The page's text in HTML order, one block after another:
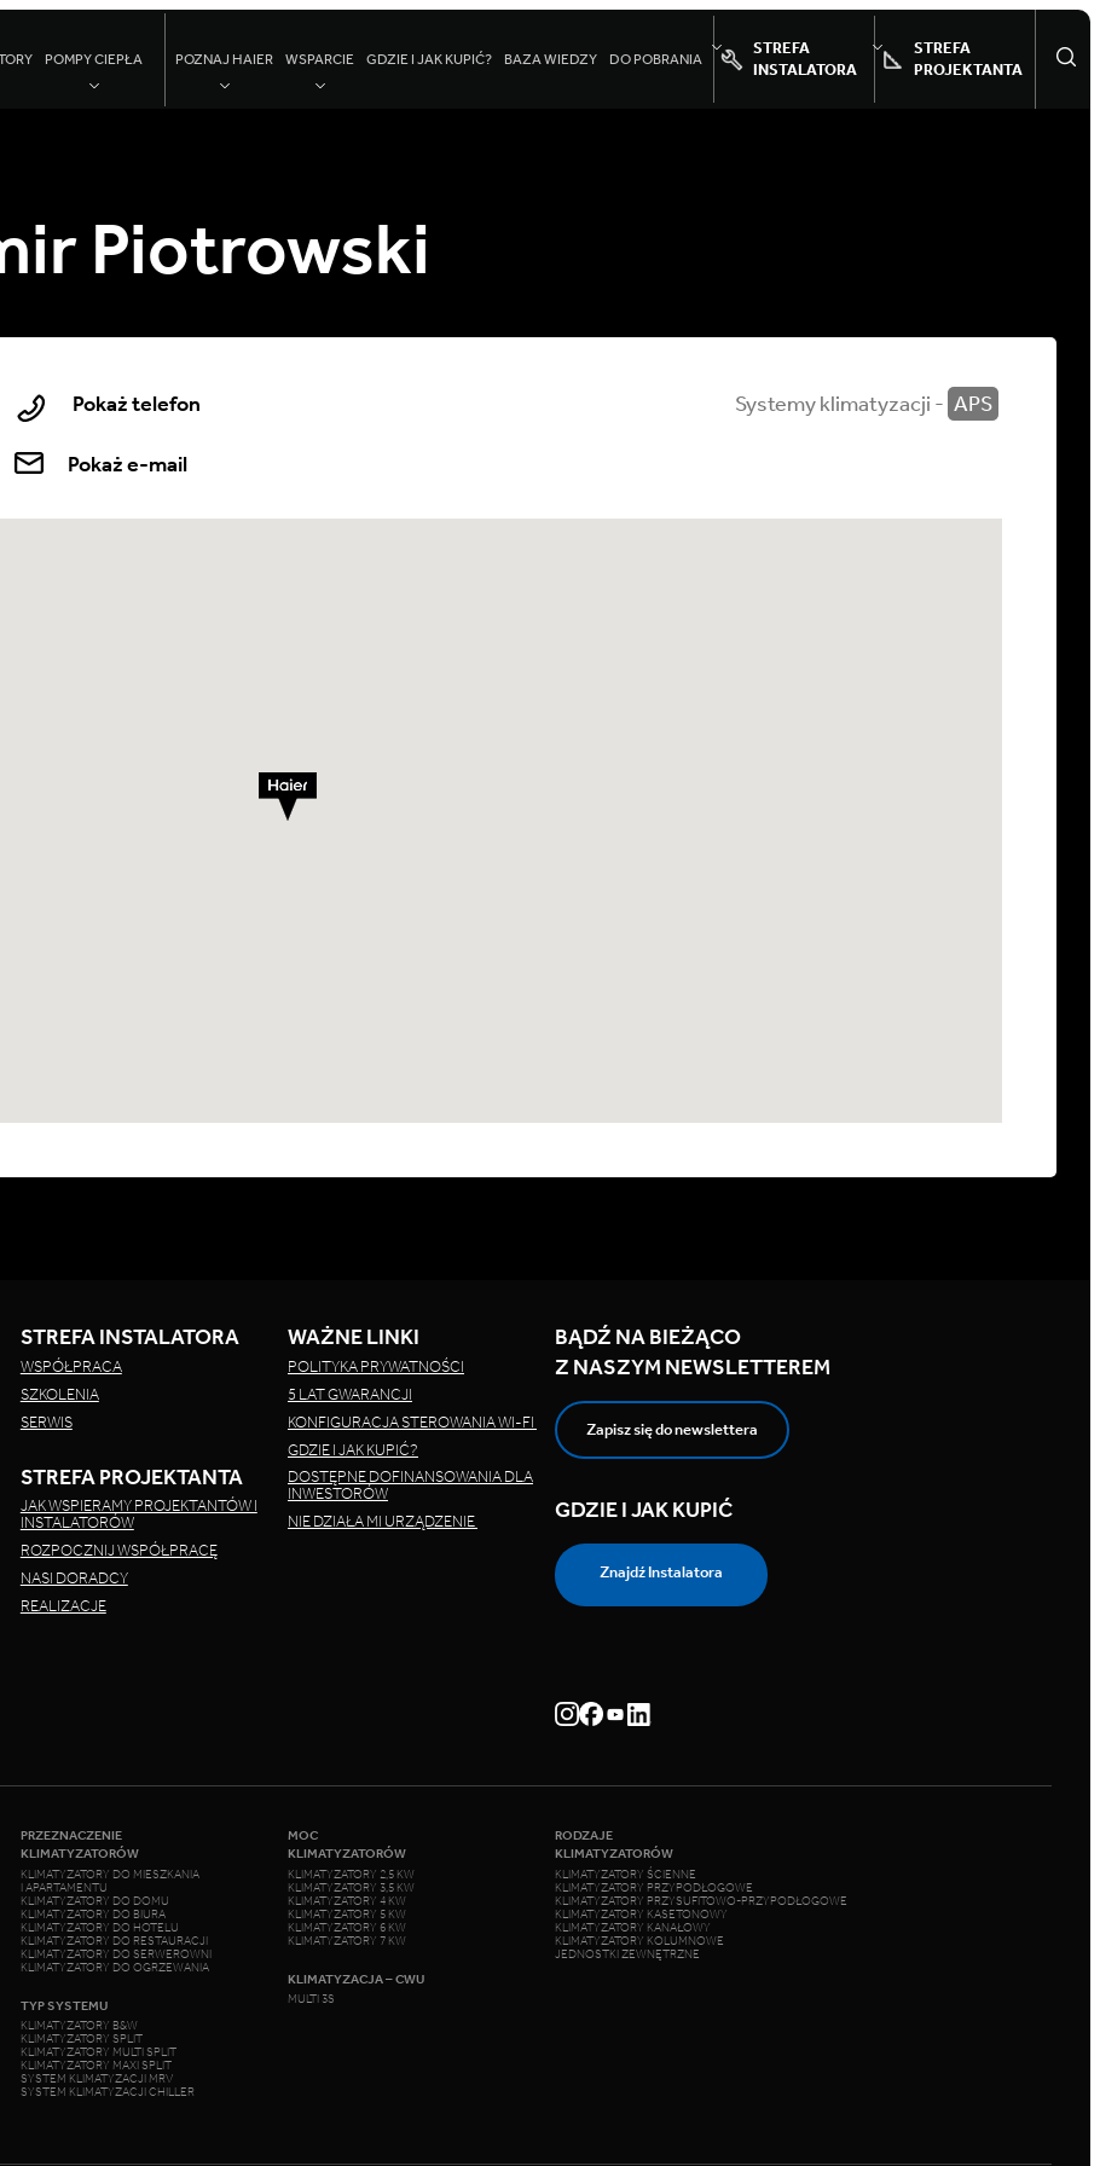
POMPY CIEPŁA POZNAJ HAIER WSPARCIE GDZIE I JAK KUPIĆ? BAZA WIEDZY DO POBRANIA
STREFA
INSTALATORA
STREFA
PROJEKTANTA
Piotrowski
Pokaż telefon
Pokaż e-mail
Systemy klimatyzacji - APS
STREFA INSTALATORA
WSPÓŁPRACA
SZKOLENIA
SERWIS
STREFA PROJEKTANTA
JAK WSPIERAMY PROJEKTANTÓW I
INSTALATORÓW
ROZPOCZNIJ WSPÓŁPRACĘ
NASI DORADCY
REALIZACJE
WAŻNE LINKI
POLITYKA PRYWATNOŚCI
5 LAT GWARANCJI
KONFIGURACJA STEROWANIA WI-FI
GDZIE I JAK KUPIĆ?
DOSTĘPNE DOFINANSOWANIA DLA
INWESTORÓW
NIE DZIAŁA MI URZĄDZENIE
BĄDŹ NA BIEŻĄCO
Z NASZYM NEWSLETTEREM
Zapisz się do newslettera
GDZIE I JAK KUPIĆ
Znajdź Instalatora
PRZEZNACZENIE
KLIMATYZATORÓW
KLIMATYZATORY DO MIESZKANIA
I APARTAMENTU
KLIMATYZATORY DO DOMU
KLIMATYZATORY DO BIURA
KLIMATYZATORY DO HOTELU
KLIMATYZATORY DO RESTAURACJI
KLIMATYZATORY DO SERWEROWNI
KLIMATYZATORY DO OGRZEWANIA
TYP SYSTEMU
KLIMATYZATORY B&W
KLIMATYZATORY SPLIT
KLIMATYZATORY MULTI SPLIT
KLIMATYZATORY MAXI SPLIT
SYSTEM KLIMATYZACJI MRV
SYSTEM KLIMATYZACJI CHILLER
MOC
KLIMATYZATORÓW
KLIMATYZATORY 2,5 KW
KLIMATYZATORY 3,5 KW
KLIMATYZATORY 4 KW
KLIMATYZATORY 5 KW
KLIMATYZATORY 6 KW
KLIMATYZATORY 7 KW
KLIMATYZACJA – CWU
MULTI 3S
RODZAJE
KLIMATYZATORÓW
KLIMATYZATORY ŚCIENNE
KLIMATYZATORY PRZYPODŁOGOWE
KLIMATYZATORY PRZYSUFITOWO-PRZYPODŁOGOWE
KLIMATYZATORY KASETONOWY
KLIMATYZATORY KANAŁOWY
KLIMATYZATORY KOLUMNOWE
JEDNOSTKI ZEWNĘTRZNE